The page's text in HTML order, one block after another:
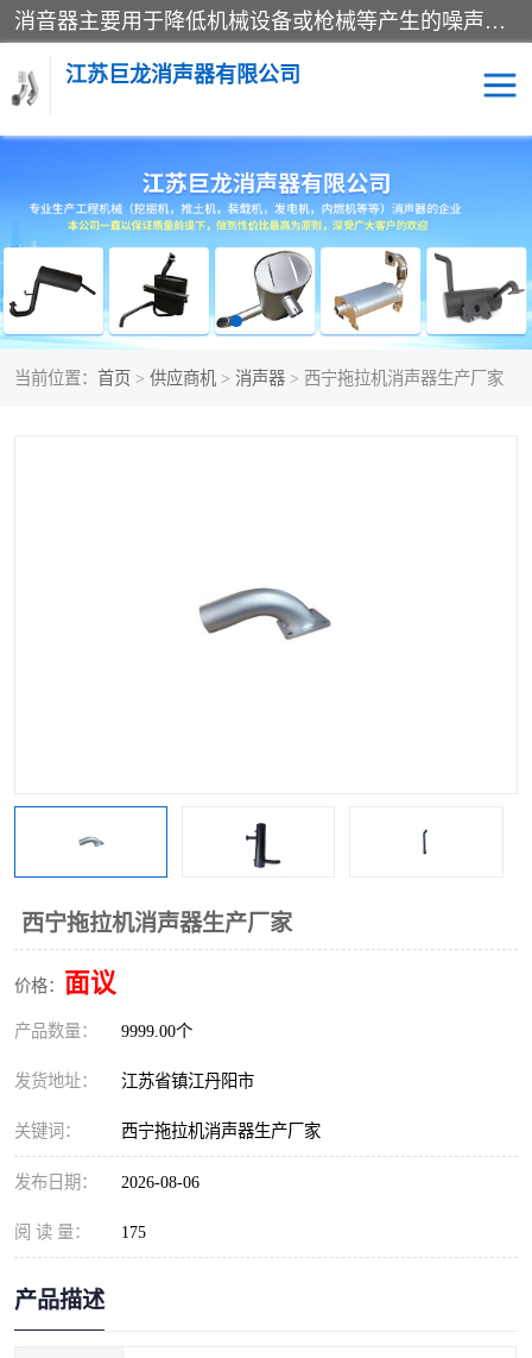
消音器主要用于降低机械设备或枪械等产生的噪声。它通过阻尼或增加排气面积来降低排气速度和功率，从而降低噪声。常见的消音器类型包括阻性消声器、抗性消声器、共振消声器以及阻抗复合式消声器等。这些消音器各有特点，适用于不同频率的噪声消除。
江苏巨龙消声器有限公司
当前位置： 首页 > 供应商机 > 消声器 > 西宁拖拉机消声器生产厂家
西宁拖拉机消声器生产厂家
价格： 面议
产品数量： 9999.00个
发货地址： 江苏省镇江丹阳市
关键词： 西宁拖拉机消声器生产厂家
发布日期： 2026-08-06
阅 读 量： 175
产品描述
消声器